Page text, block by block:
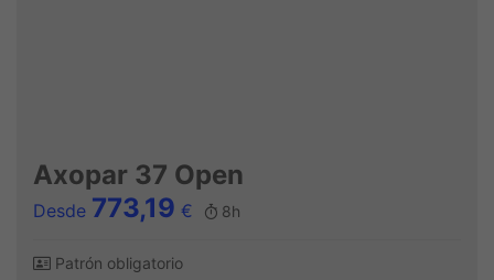
Axopar 37 Open
Desde 773,19 € 8h
Patrón obligatorio